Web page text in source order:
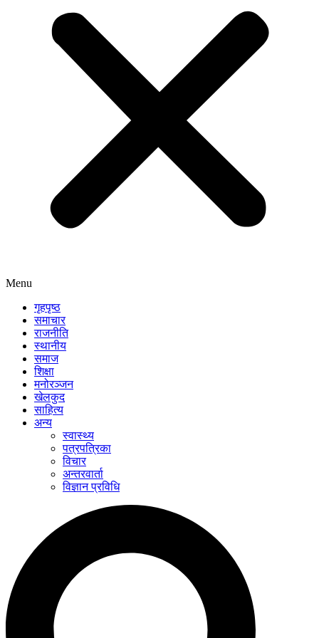
Menu
गृहपृष्ठ
समाचार
राजनीति
स्थानीय
समाज
शिक्षा
मनोरञ्जन
खेलकुद
साहित्य
अन्य
स्वास्थ्य
पत्रपत्रिका
विचार
अन्तरवार्ता
विज्ञान प्रविधि